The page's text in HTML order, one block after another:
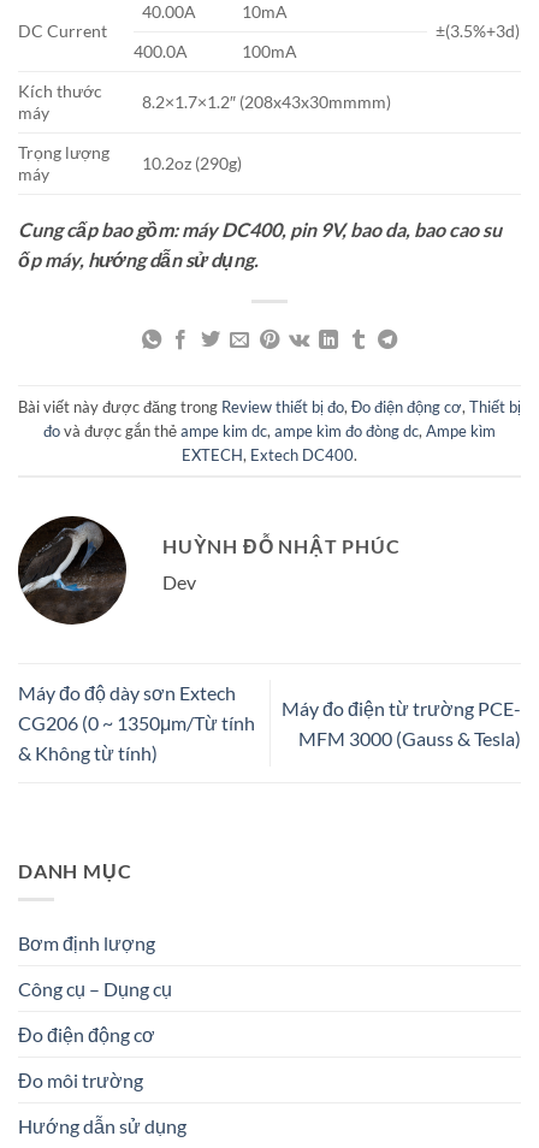
DC Current
40.00A
10mA
±(3.5%+3d)
400.0A
100mA
Kích thước
máy
8.2×1.7×1.2″ (208x43x30mmmm)
Trọng lượng
máy
10.2oz (290g)
Cung cấp bao gồm: máy DC400, pin 9V, bao da, bao cao su
ốp máy, hướng dẫn sử dụng.
Bài viết này được đăng trong Review thiết bị đo, Đo điện động cơ, Thiết bị
đovà được gắn thẻampe kim dc, ampe kìm đo đòng dc, Ampe kìm
EXTECH, Extech DC400.
HUỲNH ĐỖ NHẬT PHÚC
Dev
Máy đo độ dày sơn Extech
CG206 (0 ~ 1350μm/Từ tính
& Không từ tính)
Máy đo điện từ trường PCE-
MFM 3000 (Gauss & Tesla)
DANH MỤC
Bơm định lượng
Công cụ – Dụng cụ
Đo điện động cơ
Đo môi trường
Hướng dẫn sử dụng